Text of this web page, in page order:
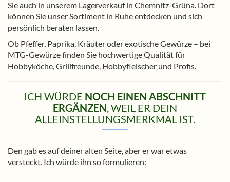
Sie auch in unserem Lagerverkauf in Chemnitz-Grüna. Dort
können Sie unser Sortiment in Ruhe entdecken und sich
persönlich beraten lassen.
Ob Pfeffer, Paprika, Kräuter oder exotische Gewürze – bei
MTG-Gewürze finden Sie hochwertige Qualität für
Hobbyköche, Grillfreunde, Hobbyfleischer und Profis.
ICH WÜRDE NOCH EINEN ABSCHNITT
ERGÄNZEN , WEIL ER DEIN
ALLEINSTELLUNGSMERKMAL IST.
Den gab es auf deiner alten Seite, aber er war etwas
versteckt. Ich würde ihn so formulieren: